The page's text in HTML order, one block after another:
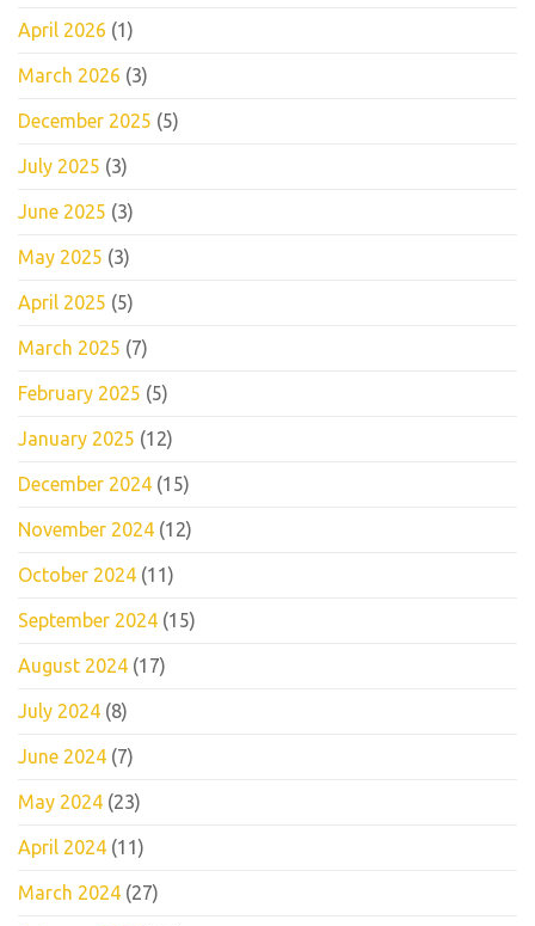
April 2026 (1)
March 2026 (3)
December 2025 (5)
July 2025 (3)
June 2025 (3)
May 2025 (3)
April 2025 (5)
March 2025 (7)
February 2025 (5)
January 2025 (12)
December 2024 (15)
November 2024 (12)
October 2024 (11)
September 2024 (15)
August 2024 (17)
July 2024 (8)
June 2024 (7)
May 2024 (23)
April 2024 (11)
March 2024 (27)